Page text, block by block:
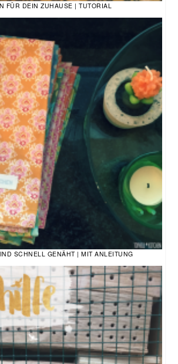
FÜR DEIN ZUHAUSE | TUTORIAL
SCHNELL GENÄHT | MIT ANLEITUNG